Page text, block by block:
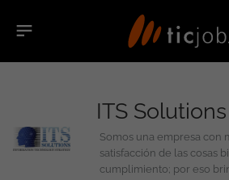
ITS
Somos una empresa con
satisfacción de las cosas
cumplimiento; por eso